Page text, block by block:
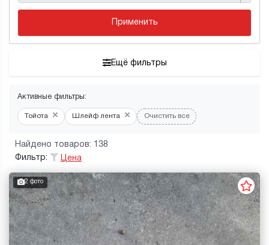
Применить
Ещё фильтры
Активные фильтры:
Тойота × Шлейф лента × Очистить все
Найдено товаров: 138
Фильтр:
Цена
2 фото